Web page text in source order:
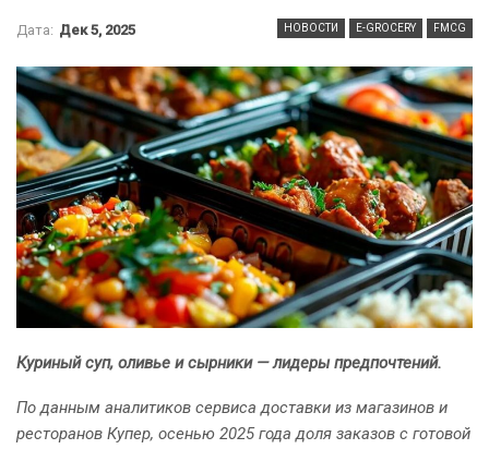
НОВОСТИ E-GROCERY FMCG
Дата: Дек 5, 2025
Куриный суп, оливье и сырники — лидеры предпочтений.
По данным аналитиков сервиса доставки из магазинов и
ресторанов Купер, осенью 2025 года доля заказов с готовой